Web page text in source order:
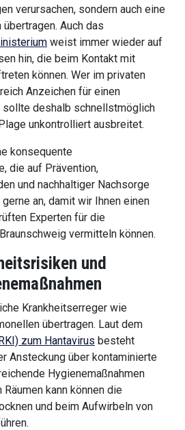
verursachen, sondern auch eine
Auch das
weist immer wieder auf
hin, die beim Kontakt mit
können. Wer im privaten
Anzeichen für einen
sollte deshalb schnellstmöglich
unkontrolliert ausbreitet.
konsequente
die auf Prävention,
und nachhaltiger Nachsorge
an, damit wir Ihnen einen
Experten für die
vermitteln können.
und
Krankheitserreger wie
übertragen. Laut dem
zum Hantavirus besteht
Ansteckung über kontaminierte
Hygienemaßnahmen
kann können die
und beim Aufwirbeln von